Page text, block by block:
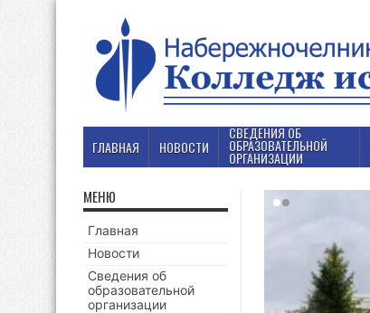
ГЛАВНАЯ НОВОСТИ
СВЕДЕНИЯ ОБ
ОБРАЗОВАТЕЛЬНОЙ
ОРГАНИЗАЦИИ
МЕНЮ
Главная
Новости
Сведения об
образовательной
организации